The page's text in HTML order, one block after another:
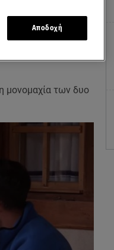
μονομαχία των δυο
Αποδοχή